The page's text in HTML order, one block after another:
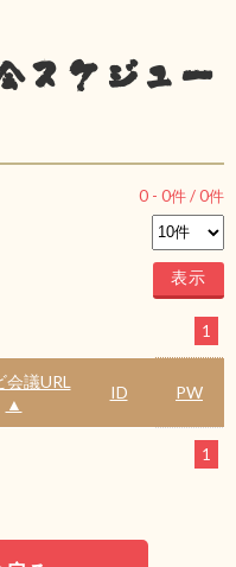
スケジュー
0 - 0件 /0件
1
会議URL
▲
ID PW
1